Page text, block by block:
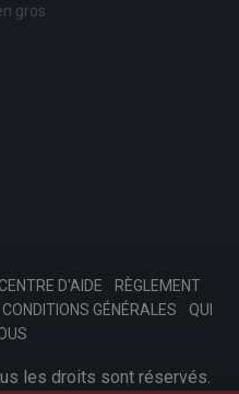
gros
CENTRE D'AIDE
RÈGLEMENT
CONDITIONS GÉNÉRALES
QUI
les droits sont réservés.